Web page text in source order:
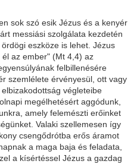
sok szó esik Jézus és a kenyér
messiási szolgálata kezdetén
eszköze is lehet. Jézus
az ember" (Mt 4,4) az
felbillenésére
szemlélete érvényesül, ott vagy
végleteibe
megélhetésért aggódunk,
amely felemészti erőinket
Valaki szellemesen így
csengődrótba erős áramot
a maga baja és feladata,
a kísértéssel Jézus a gazdag